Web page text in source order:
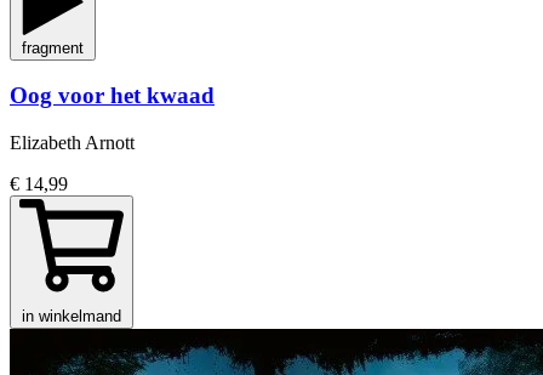
fragment
Oog voor het kwaad
Elizabeth Arnott
€ 14,99
in winkelmand